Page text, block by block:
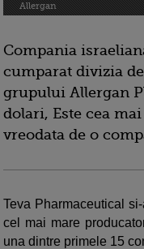
Allergan
Compania
cumparat divizia
grupului Allergan
dolari, Este cea
vreodata de o
Teva Pharmaceutical
cel mai mare
una dintre primele 15